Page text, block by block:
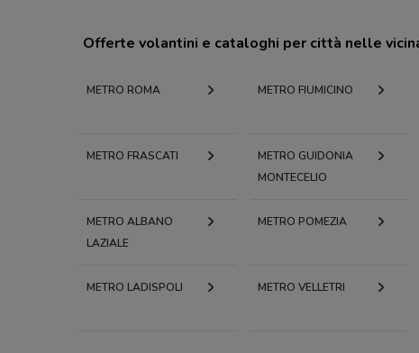
Offerte volantini e cataloghi per città nelle
METRO ROMA METRO FIUMICINO
METRO FRASCATI
METRO GUIDONIA
MONTECELIO
METRO ALBANO
LAZIALE
METRO POMEZIA
METRO LADISPOLI METRO VELLETRI